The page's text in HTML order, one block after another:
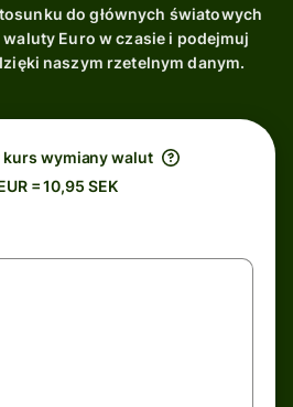
do głównych światowych
Euro w czasie i podejmuj
naszym rzetelnym danym.
kurs wymiany walut
= 10,95 SEK